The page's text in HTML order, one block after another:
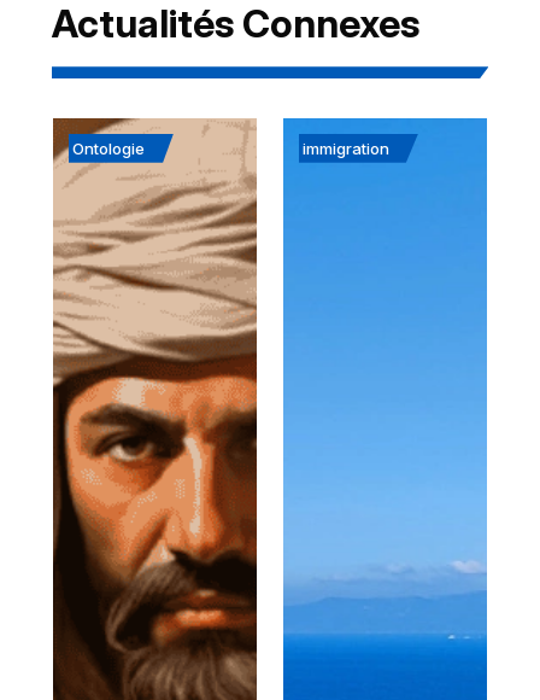
Actualités Connexes
Ontologie immigration